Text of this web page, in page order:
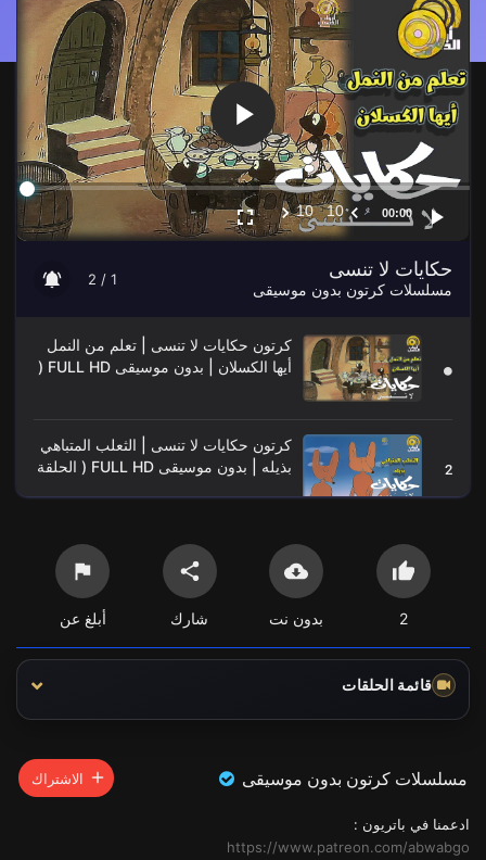
Player
00:00
10
10
حكايات لا تنسى
مسلسلات كرتون بدون موسيقى
1 / 2
كرتون حكايات لا تنسى | تعلم من النمل
أيها الكسلان | بدون موسيقى FULL HD (
2
كرتون حكايات لا تنسى | الثعلب المتباهي
بذيله | بدون موسيقى FULL HD ( الحلقة
2 بدون نت شارك أبلغ عن
قائمة الحلقات
مسلسلات كرتون بدون موسيقى الاشتراك
ادعمنا في باتريون :
https://www.patreon.com/abwabgo